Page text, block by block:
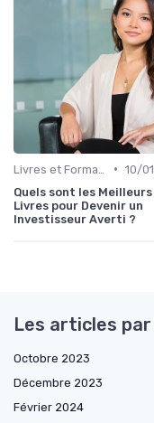
• 10/
Quels sont les Meilleurs
Livres pour Devenir un
Investisseur Averti ?
Les articles
Octobre 2023
Décembre 2023
Février 2024